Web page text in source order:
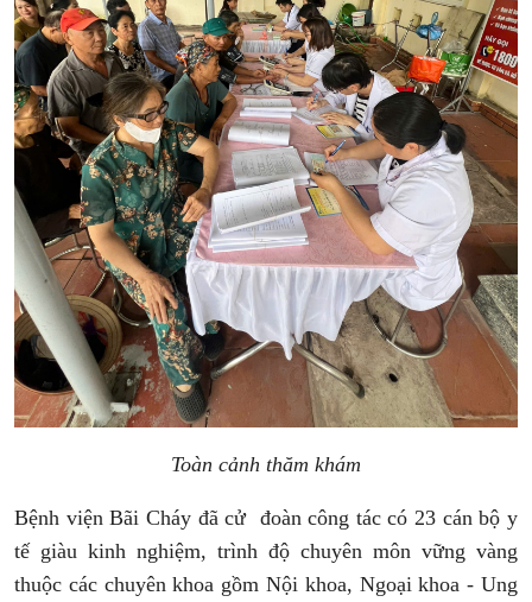
Toàn cảnh thăm khám
Bệnh viện Bãi Cháy đã cử đoàn công tác có 23 cán bộ y
tế giàu kinh nghiệm, trình độ chuyên môn vững vàng
thuộc các chuyên khoa gồm Nội khoa, Ngoại khoa - Ung